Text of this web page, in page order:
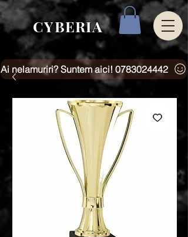
CYBERIA
Ai nelamuriri? Suntem aici! 0783024442